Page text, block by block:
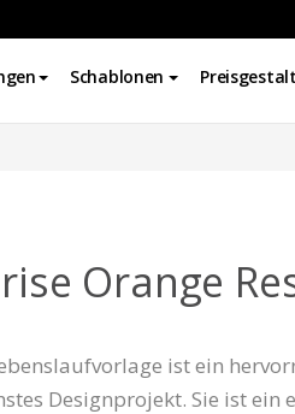
Schablonen
Orange
ist ein
Designprojekt. Sie ist